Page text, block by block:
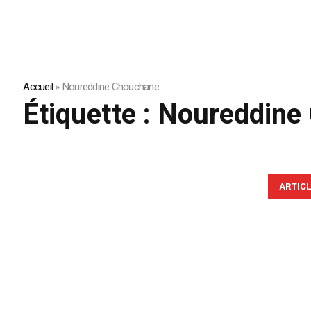
Accueil»Noureddine Chouchane
Étiquette : Noureddine